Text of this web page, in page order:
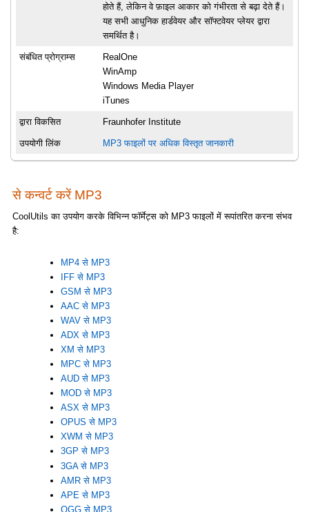
होते हैं, लेकिन वे फ़ाइल आकार को गंभीरता से बढ़ा देते हैं।
यह सभी आधुनिक हार्डवेयर और सॉफ्टवेयर प्लेयर द्वारा
समर्थित है।
संबंधित प्रोग्राम्स
RealOne
WinAmp
Windows Media Player
iTunes
द्वारा विकसित Fraunhofer Institute
उपयोगी लिंक MP3 फाइलों पर अधिक विस्तृत जानकारी
से कन्वर्ट करें MP3
CoolUtils का उपयोग करके विभिन्न फॉर्मेट्स को MP3 फाइलों में रूपांतरित करना संभव
है:
MP4 से MP3
IFF से MP3
GSM से MP3
AAC से MP3
WAV से MP3
ADX से MP3
XM से MP3
MPC से MP3
AUD से MP3
MOD से MP3
ASX से MP3
OPUS से MP3
XWM से MP3
3GP से MP3
3GA से MP3
AMR से MP3
APE से MP3
OGG से MP3